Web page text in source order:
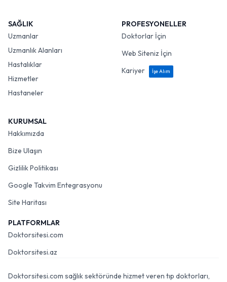
SAĞLIK
Uzmanlar
Uzmanlık Alanları
Hastalıklar
Hizmetler
Hastaneler
PROFESYONELLER
Doktorlar İçin
Web Siteniz İçin
Kariyer
İşe Alım
KURUMSAL
Hakkımızda
Bize Ulaşın
Gizlilik Politikası
Google Takvim Entegrasyonu
Site Haritası
PLATFORMLAR
Doktorsitesi.com
Doktorsitesi.az
Doktorsitesi.com sağlık sektöründe hizmet veren tıp doktorları,